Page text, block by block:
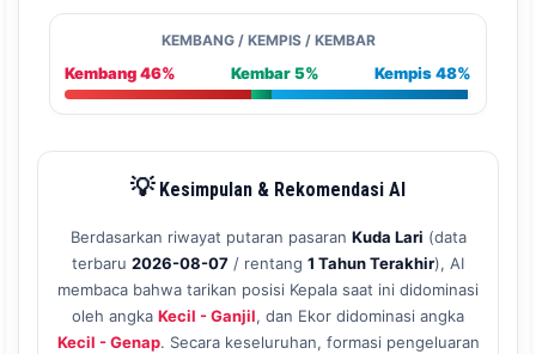
KEMBANG / KEMPIS / KEMBAR
Kembang 46% Kembar 5% Kempis 48%
💡Kesimpulan & Rekomendasi AI
Berdasarkan riwayat putaran pasaran Kuda Lari (data
terbaru 2026-08-07 / rentang 1 Tahun Terakhir), AI
membaca bahwa tarikan posisi Kepala saat ini didominasi
oleh angka Kecil - Ganjil, dan Ekor didominasi angka
Kecil - Genap. Secara keseluruhan, formasi pengeluaran